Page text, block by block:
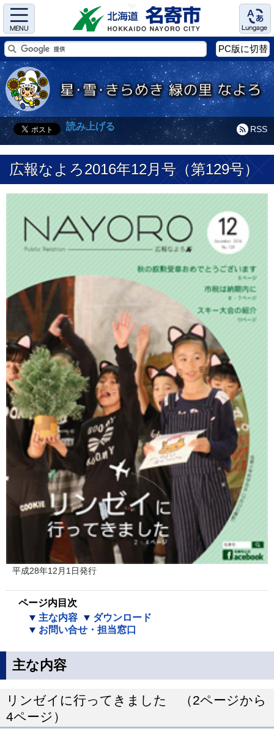
Menu Language
PC版に切替
RSS
読み上げる
広報なよろ2016年12月号（第129号）
平成28年12月1日発行
ページ内目次
主な内容
ダウンロード
お問い合せ・担当窓口
主な内容
リンゼイに行ってきました （2ページから
4ページ）